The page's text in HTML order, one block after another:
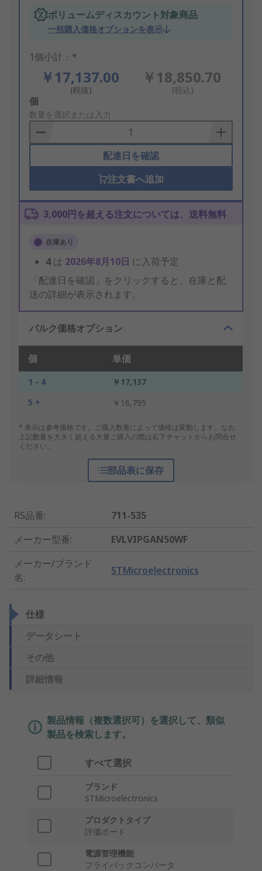
ボリュームディスカウント対象商品
一括購入価格オプションを表示
1個小計：*
￥17,137.00
(税抜)
￥18,850.70
(税込)
Add
to
Basket
個
数量を選択または入力
配達日を確認
注文書へ追加
3,000円を超える注文については、送料無料
在庫あり
4は 2026年8月10日 に入荷予定
「配達日を確認」をクリックすると、在庫と配
送の詳細が表示されます。
バルク価格オプション
個 単価
1 - 4
￥17,137
5 +
￥16,795
* 表示は参考価格です。ご購入数量によって価格は変動します。なお、
上記数量を大きく超える大量ご購入の際は右下チャットからお問合せ
ください。
部品表に保存
RS品番:
711-535
メーカー型番:
EVLVIPGAN50WF
メーカー/ブランド
名:
STMicroelectronics
仕様
データシート
その他
詳細情報
製品情報（複数選択可）を選択して、類似
製品を検索します。
すべて選択
ブランド
STMicroelectronics
プロダクトタイプ
評価ボード
電源管理機能
フライバックコンバータ